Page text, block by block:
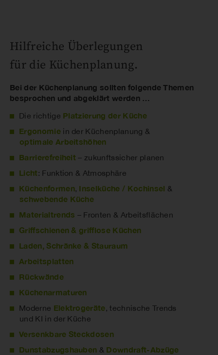
Hilfreiche Überlegungen
für die Küchenplanung.
Bei der Küchenplanung sollten folgende Themen
besprochen und abgeklärt werden …
Die richtige Platzierung der Küche
Ergonomiein der Küchenplanung &
optimale Arbeitshöhen
Barrierefreiheit – zukunftssicher planen
Licht: Funktion & Atmosphäre
Küchenformen, Inselküche / Kochinsel &
schwebende Küche
Materialtrends – Fronten & Arbeitsflächen
Griffschienen & grifflose Küchen
Laden, Schränke & Stauraum
Arbeitsplatten
Rückwände
Küchenarmaturen
Moderne Elektrogeräte, technische Trends
und KI in der Küche
Versenkbare Steckdosen
Dunstabzugshauben & Downdraft-Abzüge